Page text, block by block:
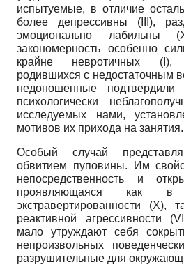
испытуемые, в отличие
более депрессивны (
),
эмоционально лабильны (
закономерность особенно
крайне невротичных (I ),
родившихся с недостаточным
недоношенные
психологически
исследуемых нами,
мотивов их прихода на занятия.
Особый случай
обвитием пуповины. Им
непосредственность и
проявляющаяся как в
экстравертированности (X),
реактивной агрессивности (VII
мало утруждают себя
непроизвольных
разрушительные для